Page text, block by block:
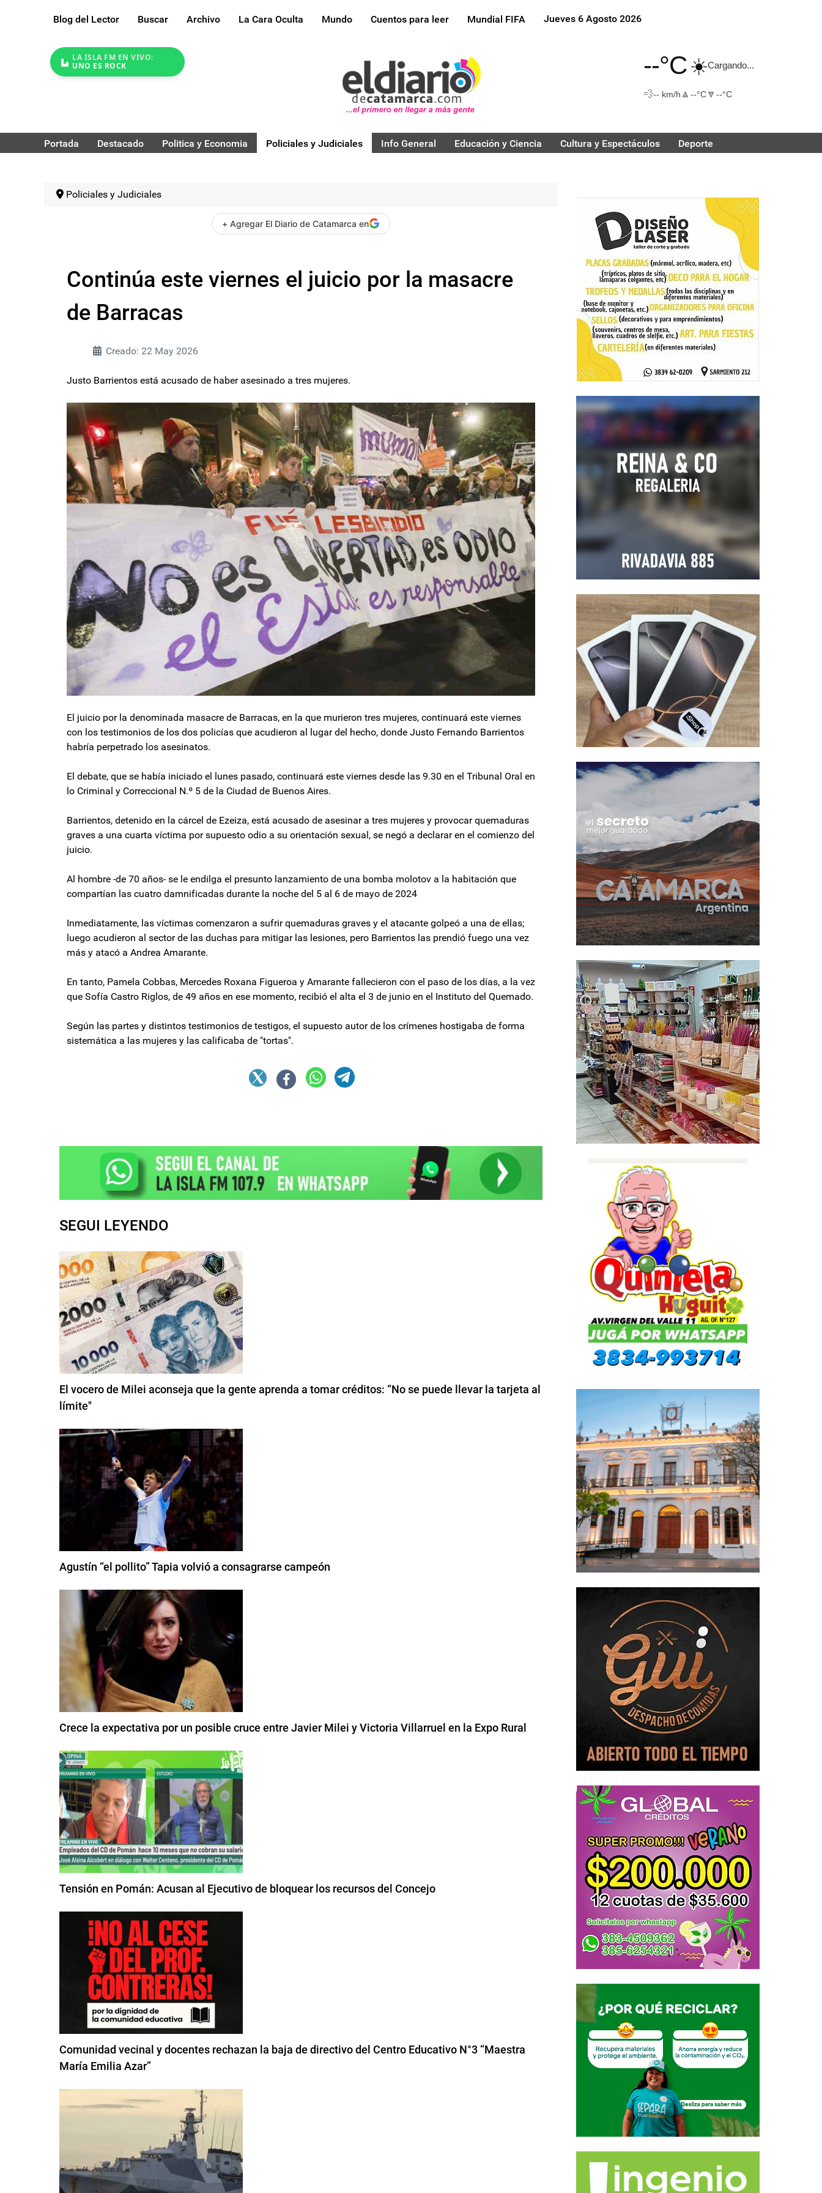
Blog del Lector Buscar Archivo La Cara Oculta Mundo Cuentos para leer Mundial FIFA Jueves 6 Agosto 2026
LA ISLA FM EN VIVO:
UNO ES ROCK
--°C☀️Cargando...
💨-- km/h 🔼 --°C🔽 --°C
Portada Destacado Politica y Economia Policiales y Judiciales Info General Educación y Ciencia Cultura y Espectáculos Deporte
Policiales y Judiciales
+ Agregar El Diario de Catamarca en
Continúa este viernes el juicio por la masacre
de Barracas
Creado: 22 May 2026
Justo Barrientos está acusado de haber asesinado a tres mujeres.
El juicio por la denominada masacre de Barracas, en la que murieron tres mujeres, continuará este viernes
con los testimonios de los dos policías que acudieron al lugar del hecho, donde Justo Fernando Barrientos
habría perpetrado los asesinatos.
El debate, que se había iniciado el lunes pasado, continuará este viernes desde las 9.30 en el Tribunal Oral en
lo Criminal y Correccional N.º 5 de la Ciudad de Buenos Aires.
Barrientos, detenido en la cárcel de Ezeiza, está acusado de asesinar a tres mujeres y provocar quemaduras
graves a una cuarta víctima por supuesto odio a su orientación sexual, se negó a declarar en el comienzo del
juicio.
Al hombre -de 70 años- se le endilga el presunto lanzamiento de una bomba molotov a la habitación que
compartían las cuatro damnificadas durante la noche del 5 al 6 de mayo de 2024
Inmediatamente, las víctimas comenzaron a sufrir quemaduras graves y el atacante golpeó a una de ellas;
luego acudieron al sector de las duchas para mitigar las lesiones, pero Barrientos las prendió fuego una vez
más y atacó a Andrea Amarante.
En tanto, Pamela Cobbas, Mercedes Roxana Figueroa y Amarante fallecieron con el paso de los días, a la vez
que Sofía Castro Riglos, de 49 años en ese momento, recibió el alta el 3 de junio en el Instituto del Quemado.
Según las partes y distintos testimonios de testigos, el supuesto autor de los crímenes hostigaba de forma
sistemática a las mujeres y las calificaba de "tortas".
SEGUI LEYENDO
El vocero de Milei aconseja que la gente aprenda a tomar créditos: “No se puede llevar la tarjeta al
límite"
Agustín “el pollito” Tapia volvió a consagrarse campeón
Crece la expectativa por un posible cruce entre Javier Milei y Victoria Villarruel en la Expo Rural
Tensión en Pomán: Acusan al Ejecutivo de bloquear los recursos del Concejo
Comunidad vecinal y docentes rechazan la baja de directivo del Centro Educativo N°3 “Maestra
María Emilia Azar”